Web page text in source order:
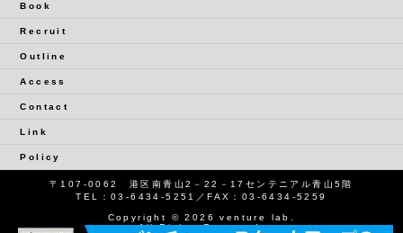
Book
Recruit
Outline
Access
Contact
Link
Policy
〒107-0062 港区南青山2－22－17センテニアル青山5階
TEL： 03-6434-5251 ／FAX：03-6434-5259
Copyright © 2026 venture lab.
All Rights Reserved.